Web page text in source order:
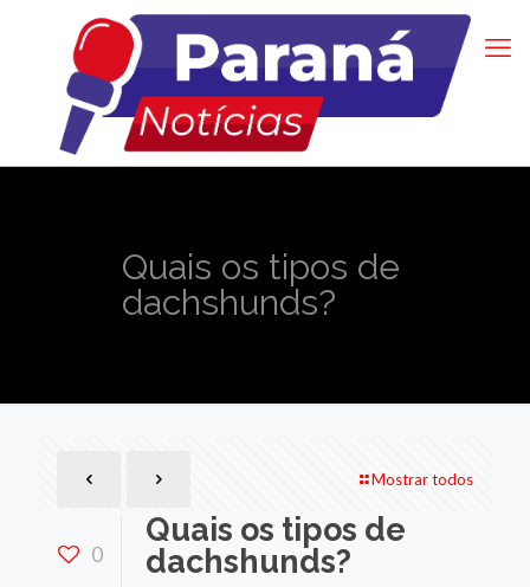
Quais os tipos de
dachshunds?
Mostrar todos
0
Quais os tipos de
dachshunds?